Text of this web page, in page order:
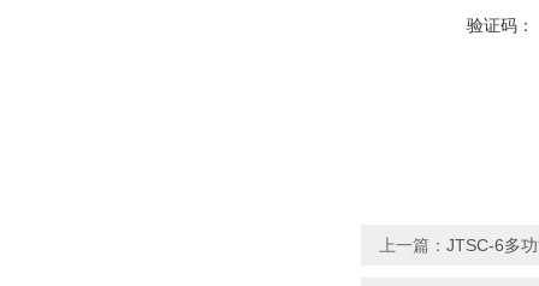
验证码：
上一篇： JTSC-6多